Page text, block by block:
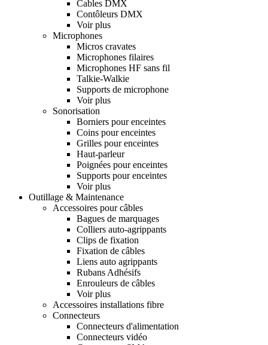
Cables DMX
Contôleurs DMX
Voir plus
Microphones
Micros cravates
Microphones filaires
Microphones HF sans fil
Talkie-Walkie
Supports de microphone
Voir plus
Sonorisation
Borniers pour enceintes
Coins pour enceintes
Grilles pour enceintes
Haut-parleur
Poignées pour enceintes
Supports pour enceintes
Voir plus
Outillage & Maintenance
Accessoires pour câbles
Bagues de marquages
Colliers auto-agrippants
Clips de fixation
Fixation de câbles
Liens auto agrippants
Rubans Adhésifs
Enrouleurs de câbles
Voir plus
Accessoires installations fibre
Connecteurs
Connecteurs d'alimentation
Connecteurs vidéo